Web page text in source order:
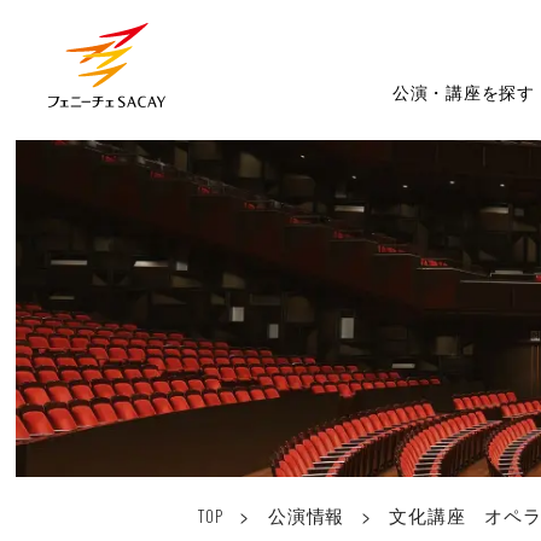
公演・講座を探す
TOP > 公演情報 > 文化講座 オペ